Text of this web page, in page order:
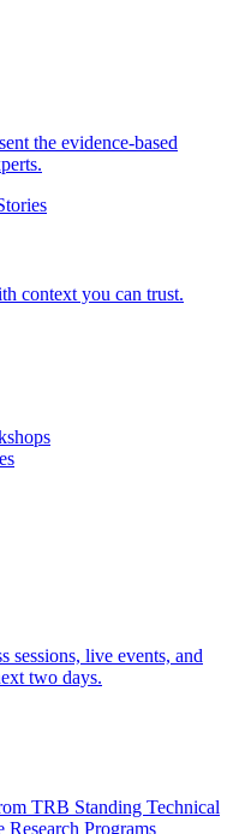
the evidence-based
context you can trust.
sessions, live events, and
two days.
TRB Standing Technical
Programs